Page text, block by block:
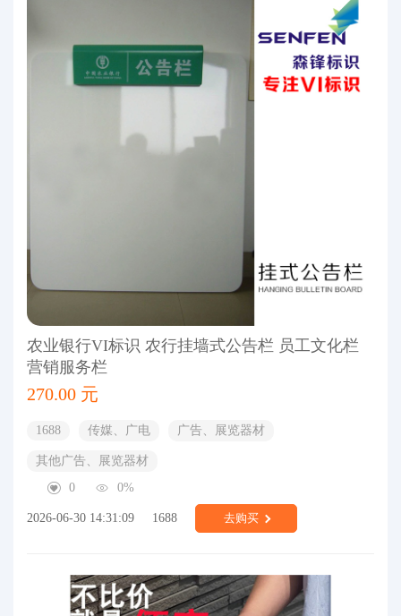
农业银行VI标识 农行挂墙式公告栏 员工文化栏
营销服务栏
270.00 元
1688 传媒、广电 广告、展览器材
其他广告、展览器材
0
0%
2026-06-30 14:31:09 1688 去购买